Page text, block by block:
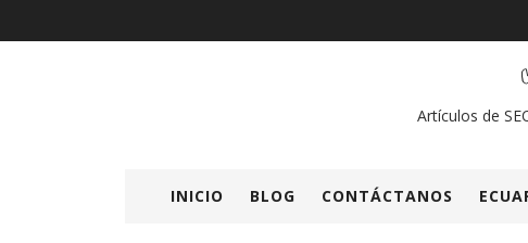
Artículos de
INICIO BLOG CONTÁCTANOS